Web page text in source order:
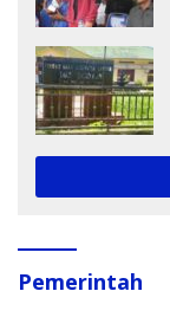
Pemerintah